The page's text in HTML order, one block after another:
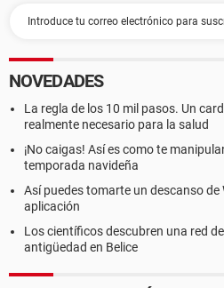
NOVEDADES
La regla de los 10 mil pasos. Un
realmente necesario para la salud
¡No caigas! Así es como te
temporada navideña
Así puedes tomarte un descanso
aplicación
Los científicos descubren una red
antigüedad en Belice